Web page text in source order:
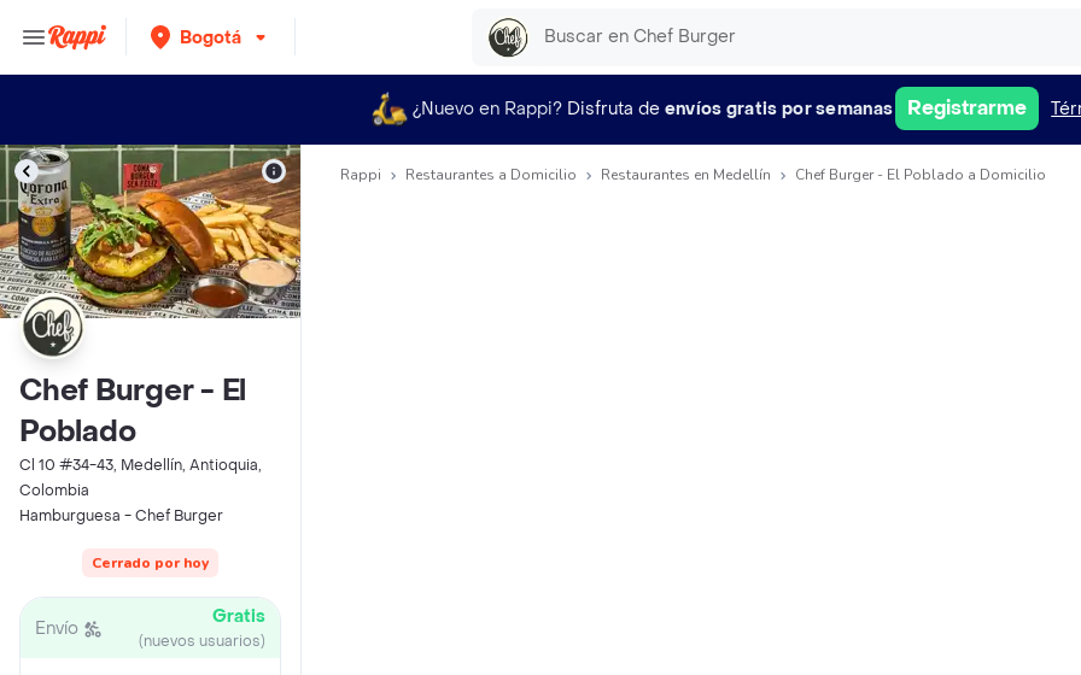
Bogotá
¿Nuevo en Rappi? Disfruta de envíos gratis por semanas Registrarme
Chef Burger - El
Poblado
Cl 10 #34-43, Medellín, Antioquia,
Colombia
Hamburguesa - Chef Burger
Cerrado por hoy
Envío Gratis
(nuevos usuarios)
Rappi Restaurantes a Domicilio Restaurantes en Medellín Chef Burger - El Poblado a Domicilio